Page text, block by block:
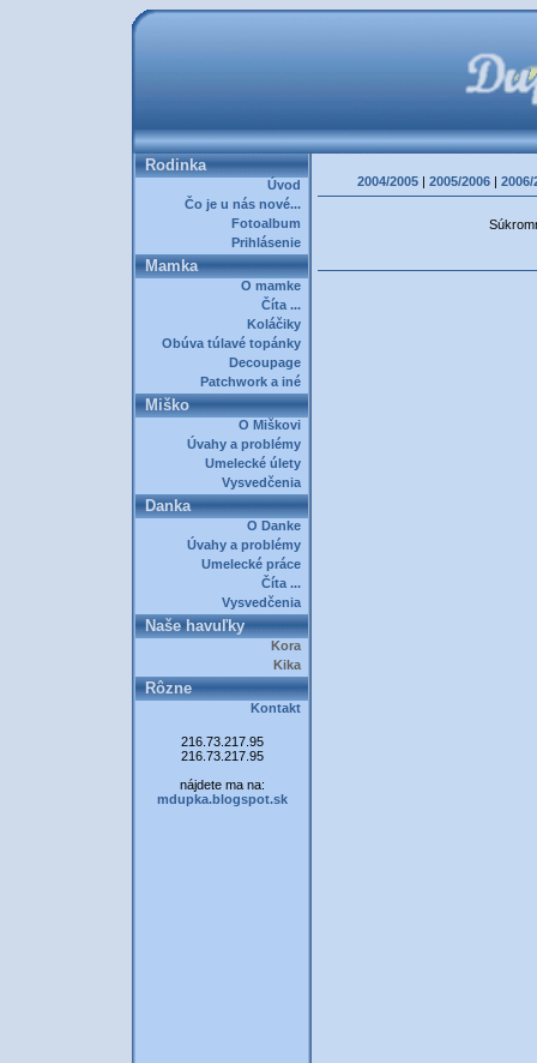
Rodinka
Úvod
Čo je u nás nové...
Fotoalbum
Prihlásenie
Mamka
O mamke
Číta ...
Koláčiky
Obúva túlavé topánky
Decoupage
Patchwork a iné
Miško
O Miškovi
Úvahy a problémy
Umelecké úlety
Vysvedčenia
Danka
O Danke
Úvahy a problémy
Umelecké práce
Číta ...
Vysvedčenia
Naše havuľky
Kora
Kika
Rôzne
Kontakt
216.73.217.95
216.73.217.95
nájdete ma na:
mdupka.blogspot.sk
2004/2005 | 2005/2006 | 2006/